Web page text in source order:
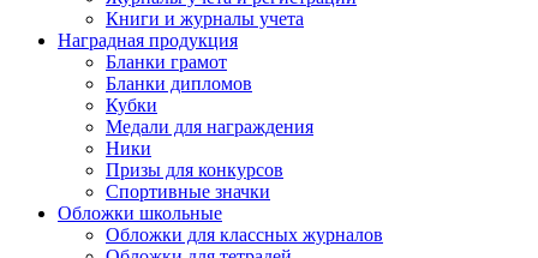
Книги и журналы учета
Наградная продукция
Бланки грамот
Бланки дипломов
Кубки
Медали для награждения
Ники
Призы для конкурсов
Спортивные значки
Обложки школьные
Обложки для классных журналов